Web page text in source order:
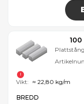
Plattstång
BREDD
Vikt: ≈ 22,80 kg/m